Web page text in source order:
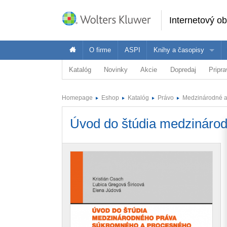
Internetový
O firme ASPI Knihy a časopisy
Oblasť
Ekonomika
Dane a účtovníctvo
BOZP
ASPI Akadémia
Ponuka Wolters Kluwer je široká - pozrite
Právnici
Katalóg Novinky Akcie Dopredaj
Homepage Eshop Katalóg Právo Medzinárodné
Úvod do štúdia